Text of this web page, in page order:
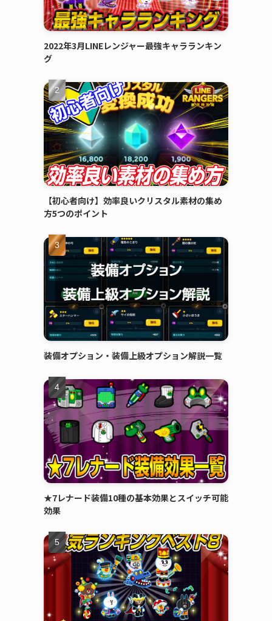
2022年3月LINEレンジャー最強キャラランキン
グ
【初心者向け】効率良いクリスタル素材の集め
方5つのポイント
装備オプション・装備上級オプション解説一覧
★7レナード装備10種の基本効果とスイッチ可能
効果